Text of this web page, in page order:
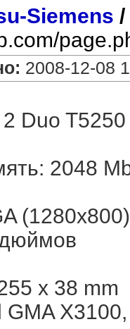
Siemens /
2008-12-08
Duo T5250
2048
(1280x800)
x 38 mm
GMA